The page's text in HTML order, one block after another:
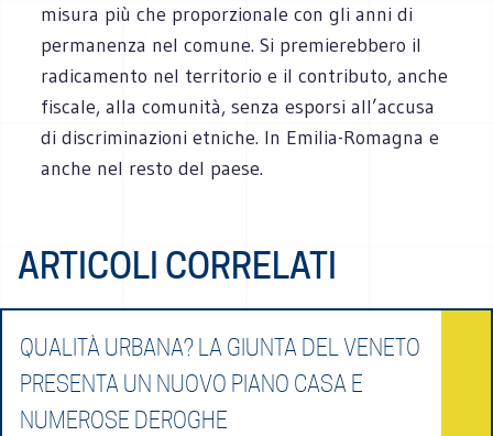
misura più che proporzionale con gli anni di
permanenza nel comune. Si premierebbero il
radicamento nel territorio e il contributo, anche
fiscale, alla comunità, senza esporsi all’accusa
di discriminazioni etniche. In Emilia-Romagna e
anche nel resto del paese.
ARTICOLI CORRELATI
QUALITÀ URBANA? LA GIUNTA DEL VENETO
PRESENTA UN NUOVO PIANO CASA E
NUMEROSE DEROGHE